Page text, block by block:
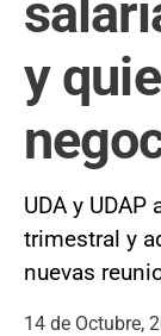
y
UDA y
trimestral y
nuevas
14 de Octubre,